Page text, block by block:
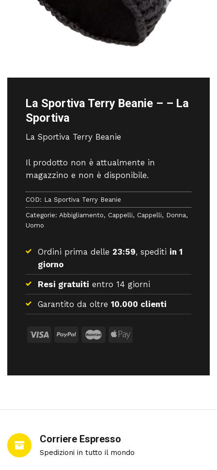
La Sportiva Terry Beanie – – La
Sportiva
La Sportiva Terry Beanie
Il prodotto non è attualmente in
magazzino e non è disponibile.
COD: La Sportiva Terry Beanie
Categorie: Abbigliamento, Cappelli, Cappelli, Donna,
Uomo
Ordini prima delle 23:59, spediti in 1
giorno
Resi gratuiti entro 14 giorni
Garantito da oltre 10.000 clienti
Corriere Espresso
Spedizioni in tutto il mondo